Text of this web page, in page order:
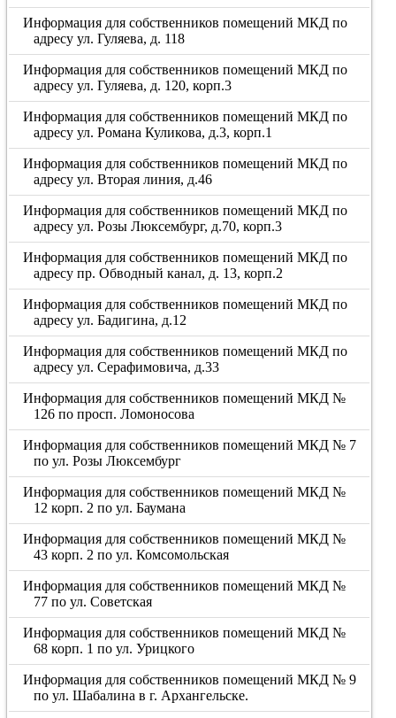
Информация для собственников помещений МКД по
адресу ул. Гуляева, д. 118
Информация для собственников помещений МКД по
адресу ул. Гуляева, д. 120, корп.3
Информация для собственников помещений МКД по
адресу ул. Романа Куликова, д.3, корп.1
Информация для собственников помещений МКД по
адресу ул. Вторая линия, д.46
Информация для собственников помещений МКД по
адресу ул. Розы Люксембург, д.70, корп.3
Информация для собственников помещений МКД по
адресу пр. Обводный канал, д. 13, корп.2
Информация для собственников помещений МКД по
адресу ул. Бадигина, д.12
Информация для собственников помещений МКД по
адресу ул. Серафимовича, д.33
Информация для собственников помещений МКД №
126 по просп. Ломоносова
Информация для собственников помещений МКД № 7
по ул. Розы Люксембург
Информация для собственников помещений МКД №
12 корп. 2 по ул. Баумана
Информация для собственников помещений МКД №
43 корп. 2 по ул. Комсомольская
Информация для собственников помещений МКД №
77 по ул. Советская
Информация для собственников помещений МКД №
68 корп. 1 по ул. Урицкого
Информация для собственников помещений МКД № 9
по ул. Шабалина в г. Архангельске.